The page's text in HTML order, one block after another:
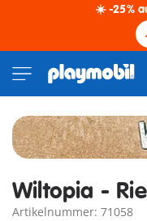
☀️ -25%
Wiltopia -
Artikelnummer: 71058